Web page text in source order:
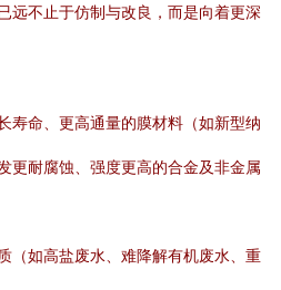
远不止于仿制与改良，而是向着更深
寿命、更高通量的膜材料（如新型纳
更耐腐蚀、强度更高的合金及非金属
（如高盐废水、难降解有机废水、重